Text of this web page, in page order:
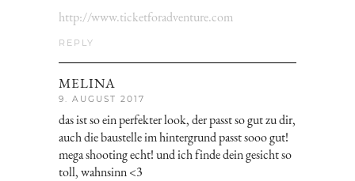
http://www.ticketforadventure.com
REPLY
MELINA
9. AUGUST 2017
das ist so ein perfekter look, der passt so gut zu dir,
auch die baustelle im hintergrund passt sooo gut!
mega shooting echt! und ich finde dein gesicht so
toll, wahnsinn <3